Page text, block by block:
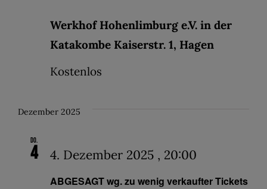
Werkhof Hohenlimburg e.V. in der
Katakombe Kaiserstr. 1, Hagen
Kostenlos
Dezember 2025
Do.
4
ABGESAGT wg. zu wenig verkaufter Tickets
4. Dezember 2025 , 20:00